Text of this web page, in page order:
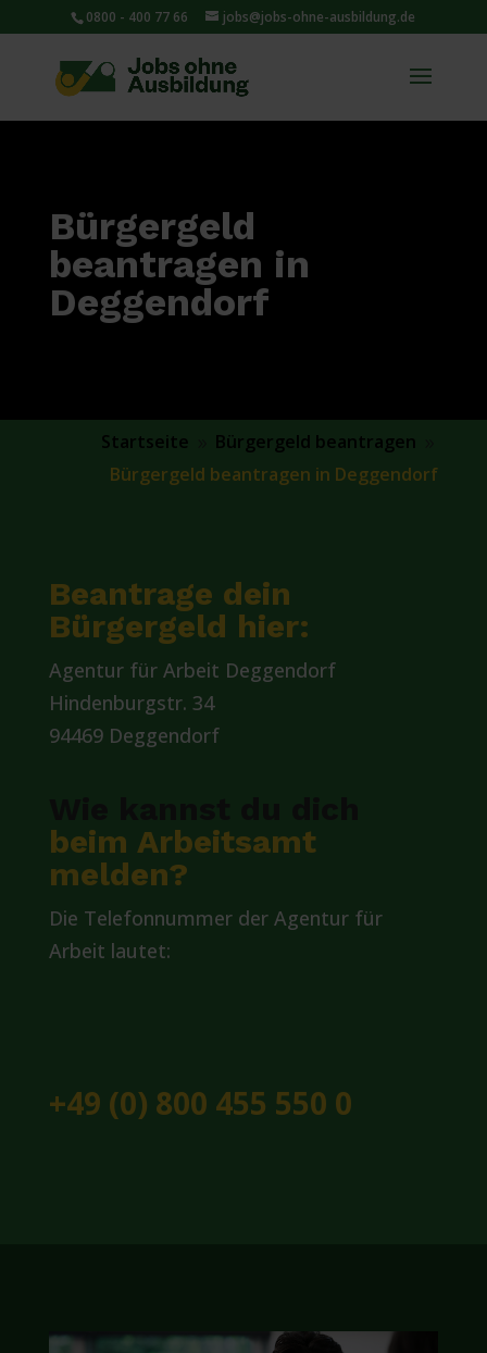
0800 - 400 77 66 jobs@jobs-ohne-ausbildung.de
Bürgergeld
beantragen in
Deggendorf
Startseite Bürgergeld beantragen
Bürgergeld beantragen in Deggendorf
Beantrage dein
Bürgergeld hier:
Agentur für Arbeit Deggendorf
Hindenburgstr. 34
94469 Deggendorf
beim Arbeitsamt
melden?
Die Telefonnummer der Agentur für
Arbeit lautet:
+49 (0) 800 455 550 0